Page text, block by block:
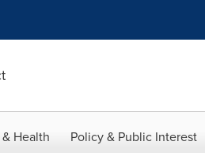
Health Policy & Public Interest